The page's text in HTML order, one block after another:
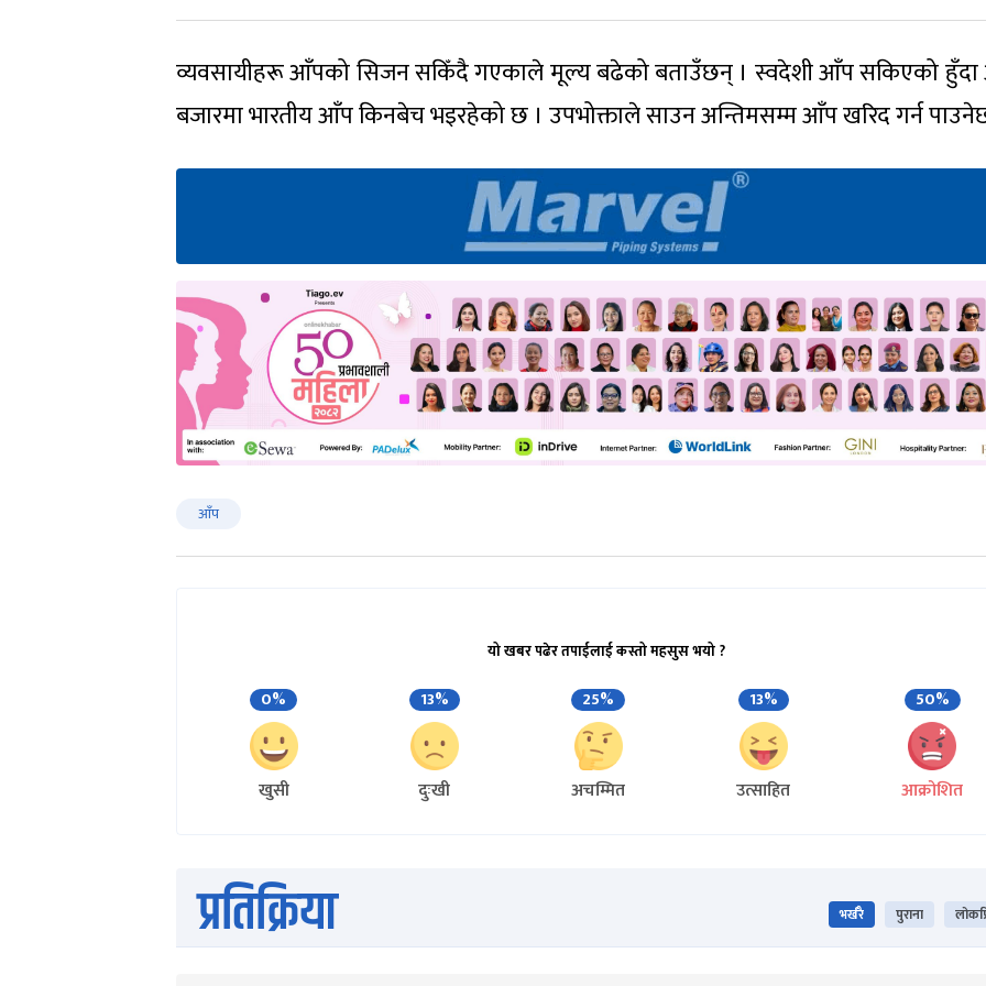
व्यवसायीहरू आँपको सिजन सकिँदै गएकाले मूल्य बढेको बताउँछन् । स्वदेशी आँप सकिएको
बजारमा भारतीय आँप किनबेच भइरहेको छ । उपभोक्ताले साउन अन्तिमसम्म आँप खरिद गर्न
आँप
यो खबर पढेर तपाईलाई कस्तो महसुस भयो ?
0%
खुसी
13%
दुःखी
25%
अचम्मित
13%
उत्साहित
50%
आक्रोशित
प्रतिक्रिया भर्खरै पुराना